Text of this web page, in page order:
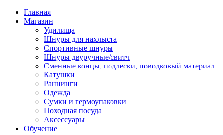
Главная
Магазин
Удилища
Шнуры для нахлыста
Спортивные шнуры
Шнуры двуручные/свитч
Сменные концы, подлески, поводковый материал
Катушки
Раннинги
Одежда
Сумки и гермоупаковки
Походная посуда
Аксессуары
Обучение